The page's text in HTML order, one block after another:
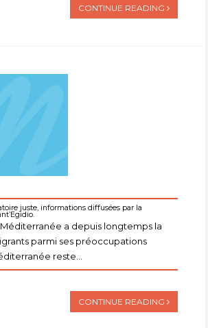
CONTINUE READING
juste, informations diffusées par la
a depuis longtemps la
parmi ses préoccupations
reste...
CONTINUE READING